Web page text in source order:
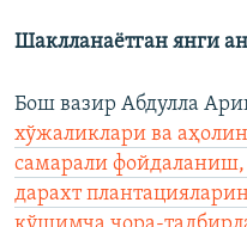
Шаклланаëтган янги
Бош вазир Абдулла
хўжаликлари ва
самарали фойдаланиш,
дарахт